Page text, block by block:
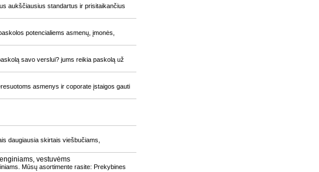
aukščiausius standartus ir prisitaikančius
potencialiems asmenų, įmonės,
savo verslui? jums reikia paskolą už
asmenys ir coporate įstaigos gauti
daugiausia skirtais viešbučiams,
vestuvėms
Mūsų asortimente rasite: Prekybines